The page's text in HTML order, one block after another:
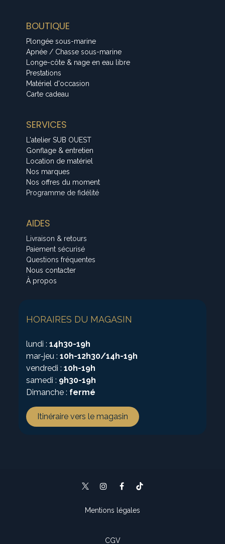
BOUTIQUE
Plongée sous-marine
Apnée / Chasse sous-marine
Longe-côte & nage en eau libre
Prestations
Matériel d'occasion
Carte cadeau
SERVICES
L'atelier SUB OUEST
Gonflage & entretien
Location de matériel
Nos marques
Nos offres du moment
Programme de fidélité
AIDES
Livraison & retours
Paiement sécurisé
Questions fréquentes
Nous contacter
À propos
HORAIRES DU MAGASIN
lundi :14h30-19h
mar-jeu :10h-12h30/14h-19h
vendredi :10h-19h
samedi : 9h30-19h
Dimanche : fermé
Itinéraire vers le magasin
Mentions légales
CGV